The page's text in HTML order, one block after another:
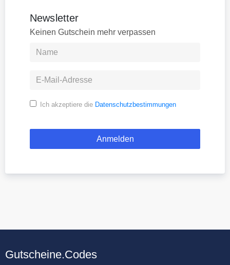
Newsletter
Keinen Gutschein mehr verpassen
Ich akzeptiere die Datenschutzbestimmungen
Gutscheine.Codes